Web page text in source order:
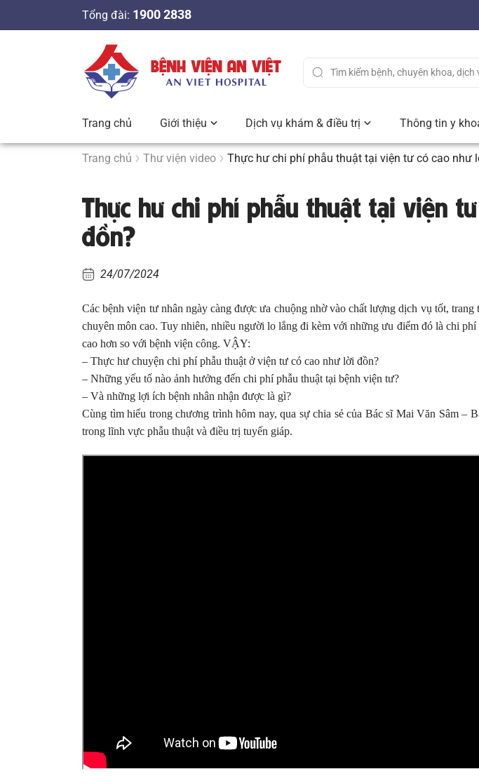
n
Tổng đài: 1900 2838
Trang chủ Giới thiệu Dịch vụ khám & điều trị Thông tin y
Trang chủ Thư viện video Thực hư chi phí phẫu thuật tại viện tư có cao như
Thực hư chi phí phẫu thuật tại viện
đồn?
24/07/2024
Các bệnh viện tư nhân ngày càng được ưa chuộng nhờ vào chất lượng dịch vụ tốt,
chuyên môn cao. Tuy nhiên, nhiều người lo lắng đi kèm với những ưu điểm đó là chi
cao hơn so với bệnh viện công. VẬY:
– Thực hư chuyện chi phí phẫu thuật ở viện tư có cao như lời đồn?
– Những yếu tố nào ảnh hưởng đến chi phí phẫu thuật tại bệnh viện tư?
– Và những lợi ích bệnh nhân nhận được là gì?
Cùng tìm hiểu trong chương trình hôm nay, qua sự chia sẻ của Bác sĩ Mai Văn Sâm –
trong lĩnh vực phẫu thuật và điều trị tuyến giáp.